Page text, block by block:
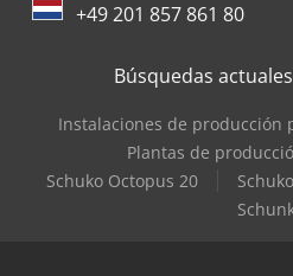
+49 201 857 861 80
Búsquedas
Instalaciones de producción
Plantas de
Schuko Octopus 20